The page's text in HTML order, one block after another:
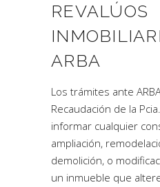
REVALÚOS
ARBA
Los trámites ante
Recaudación de la
informar cualquier
ampliación,
demolición, o
un inmueble que